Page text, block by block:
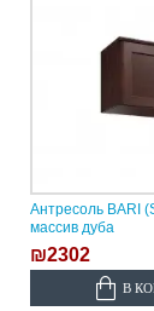
Антресоль BARI
массив дуба
₪2302
В